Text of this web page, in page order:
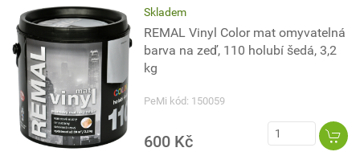
Skladem
REMAL Vinyl Color mat omyvatelná
barva na zeď, 110 holubí šedá, 3,2
kg
PeMi kód: 150059
600 Kč